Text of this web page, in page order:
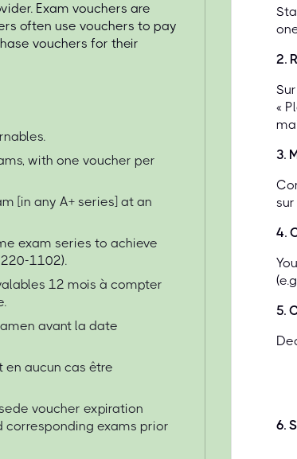
Exam vouchers are
often use vouchers to pay
vouchers for their
with one voucher per
[in any A+ series] at an
exam series to achieve
1102).
12 mois à compter
avant la date
en aucun cas être
voucher expiration
corresponding exams prior
2.
«
3.
4.
5.
6.